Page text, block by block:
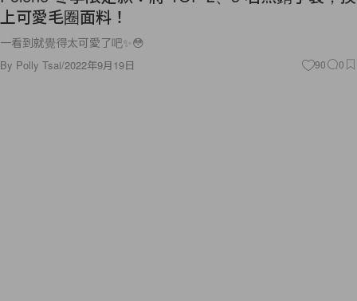
上可愛毛圈面料！
一看到就覺得太可愛了吧✨😳
By Polly Tsai/2022年9月19日 90 0